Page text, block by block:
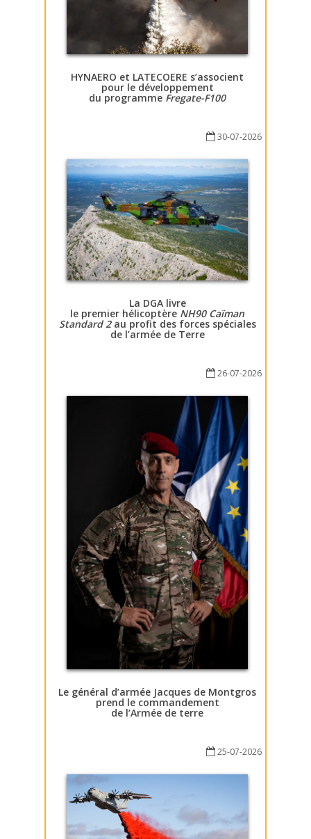
HYNAERO et LATECOERE s’associent
pour le développement
du programme Fregate-F100
30-07-2026
La DGA livre
le premier hélicoptère NH90 Caïman
Standard 2au profit des forces spéciales
de l’armée de Terre
26-07-2026
Le général d’armée Jacques de Montgros
prend le commandement
de l’Armée de terre
25-07-2026